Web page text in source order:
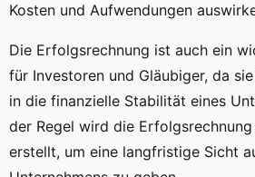
Kosten und Aufwendungen
Die Erfolgsrechnung ist auch ein
für Investoren und Gläubiger, da
in die finanzielle Stabilität eines
der Regel wird die
erstellt, um eine langfristige Sicht